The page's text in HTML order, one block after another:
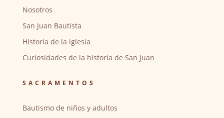
Nosotros
San Juan Bautista
Historia de la iglesia
Curiosidades de la historia de San Juan
SACRAMENTOS
Bautismo de niños y adultos